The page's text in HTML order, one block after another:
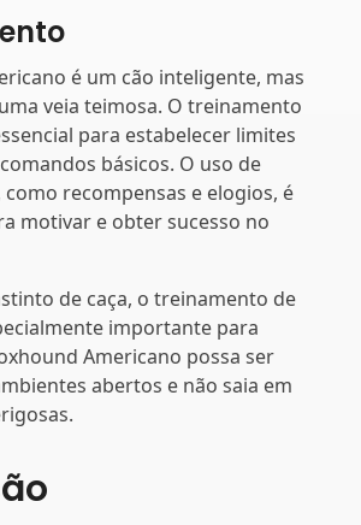
é um cão inteligente, mas
veia teimosa. O treinamento
para estabelecer limites
básicos. O uso de
recompensas e elogios, é
motivar e obter sucesso no
de caça, o treinamento de
importante para
Americano possa ser
abertos e não saia em